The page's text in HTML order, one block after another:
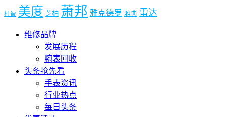
杜彼 美度 芝柏 萧邦 雅克德罗 雅典 雷达
维修品牌
发展历程
腕表回收
头条抢先看
手表资讯
行业热点
每日头条